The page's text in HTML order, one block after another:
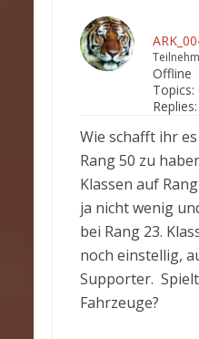
Offline
Topics:
Replies:
Wie schafft ihr
Rang 50 zu
Klassen auf
ja nicht wenig
bei Rang 23.
noch einstellig,
Supporter.
Fahrzeuge?